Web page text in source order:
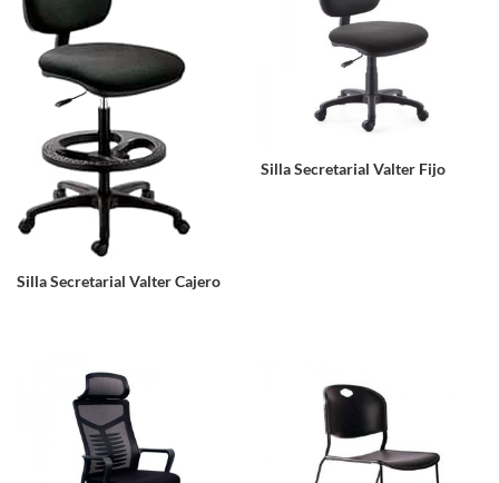
Silla Secretarial Valter Cajero
Silla Secretarial Valter Fijo